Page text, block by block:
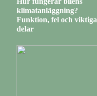
klimatanläggning?
Funktion, fel och viktiga
delar